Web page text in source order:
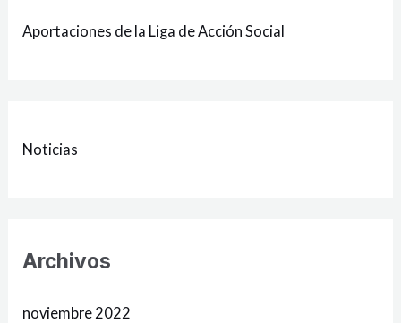
Aportaciones de la Liga de Acción Social
Noticias
Archivos
noviembre 2022